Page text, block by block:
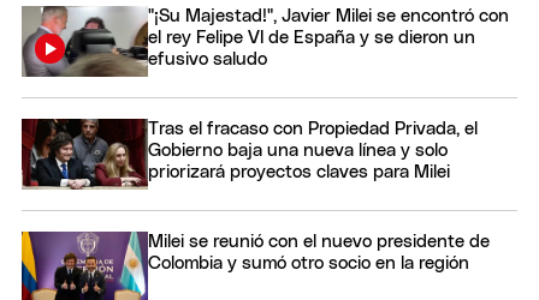
"¡Su Majestad!", Javier Milei se encontró con
el rey Felipe VI de España y se dieron un
efusivo saludo
Tras el fracaso con Propiedad Privada, el
Gobierno baja una nueva línea y solo
priorizará proyectos claves para Milei
Milei se reunió con el nuevo presidente de
Colombia y sumó otro socio en la región